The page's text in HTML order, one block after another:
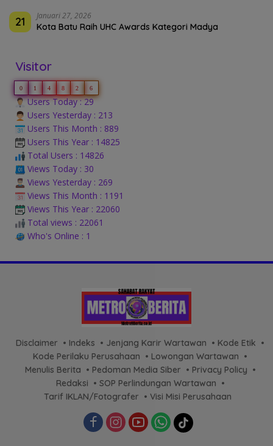
21 Januari 27, 2026
Kota Batu Raih UHC Awards Kategori Madya
Visitor
0 1 4 8 2 6
Users Today : 29
Users Yesterday : 213
Users This Month : 889
Users This Year : 14825
Total Users : 14826
Views Today : 30
Views Yesterday : 269
Views This Month : 1191
Views This Year : 22060
Total views : 22061
Who's Online : 1
Disclaimer Indeks Jenjang Karir Wartawan
Kode Etik
Kode Perilaku Perusahaan
Lowongan Wartawan
Menulis Berita
Pedoman Media Siber
Privacy Policy
Redaksi
SOP Perlindungan Wartawan
Tarif IKLAN/Fotografer
Visi Misi Perusahaan